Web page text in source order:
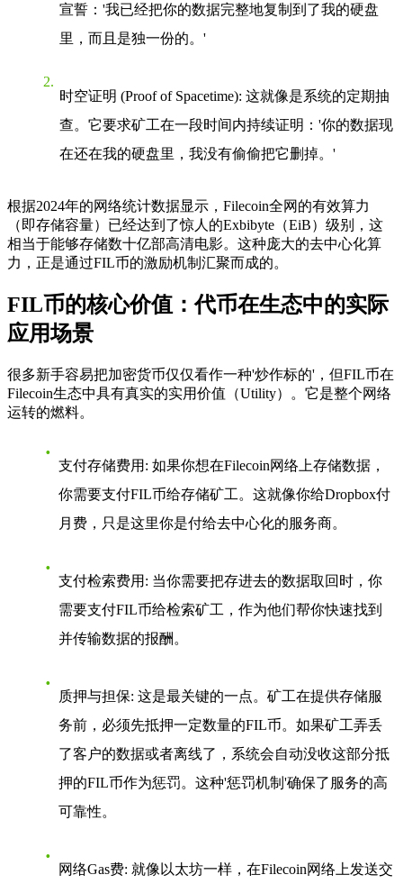
宣誓：'我已经把你的数据完整地复制到了我的硬盘
里，而且是独一份的。'
时空证明 (Proof of Spacetime): 这就像是系统的定期抽
查。它要求矿工在一段时间内持续证明：'你的数据现
在还在我的硬盘里，我没有偷偷把它删掉。'
根据2024年的网络统计数据显示，Filecoin全网的有效算力
（即存储容量）已经达到了惊人的Exbibyte（EiB）级别，这
相当于能够存储数十亿部高清电影。这种庞大的去中心化算
力，正是通过FIL币的激励机制汇聚而成的。
FIL币的核心价值：代币在生态中的实际
应用场景
很多新手容易把加密货币仅仅看作一种'炒作标的'，但FIL币在
Filecoin生态中具有真实的实用价值（Utility）。它是整个网络
运转的燃料。
支付存储费用 : 如果你想在Filecoin网络上存储数据，
你需要支付FIL币给存储矿工。这就像你给Dropbox付
月费，只是这里你是付给去中心化的服务商。
支付检索费用 : 当你需要把存进去的数据取回时，你
需要支付FIL币给检索矿工，作为他们帮你快速找到
并传输数据的报酬。
质押与担保: 这是最关键的一点。矿工在提供存储服
务前，必须先抵押一定数量的FIL币。如果矿工弄丢
了客户的数据或者离线了，系统会自动没收这部分抵
押的FIL币作为惩罚。这种'惩罚机制'确保了服务的高
可靠性。
网络Gas费: 就像以太坊一样，在Filecoin网络上发送交